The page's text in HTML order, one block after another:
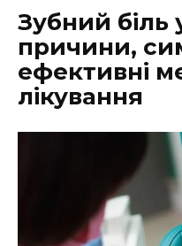
Зубний біль
причини,
ефективні
лікування